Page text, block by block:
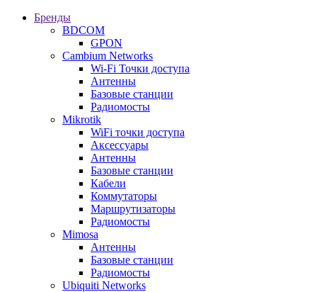
Бренды
BDCOM
GPON
Cambium Networks
Wi-Fi Точки доступа
Антенны
Базовые станции
Радиомосты
Mikrotik
WiFi точки доступа
Аксессуары
Антенны
Базовые станции
Кабели
Коммутаторы
Маршрутизаторы
Радиомосты
Mimosa
Антенны
Базовые станции
Радиомосты
Ubiquiti Networks